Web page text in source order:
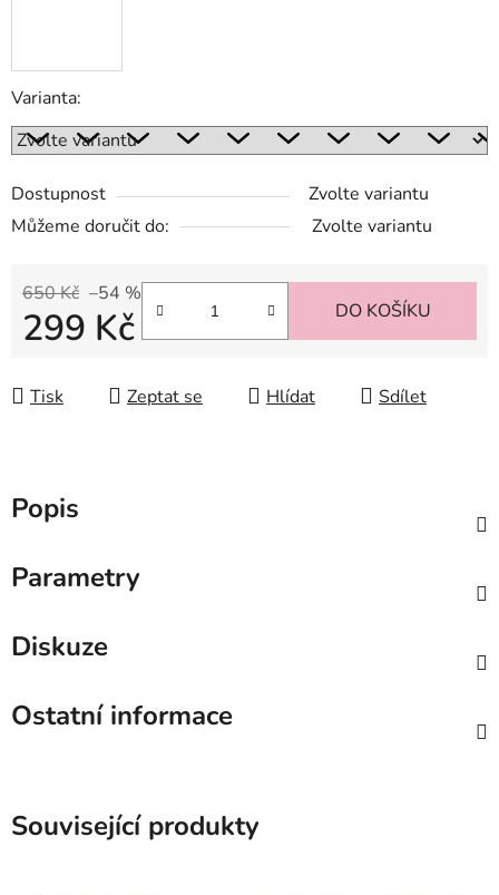
Varianta:
Dostupnost
Zvolte variantu
Můžeme doručit do:
Zvolte variantu
650 Kč –54 %
299 Kč DO KOŠÍKU
Tisk Zeptat se Hlídat Sdílet
Popis
Parametry
Diskuze
Ostatní informace
Související produkty